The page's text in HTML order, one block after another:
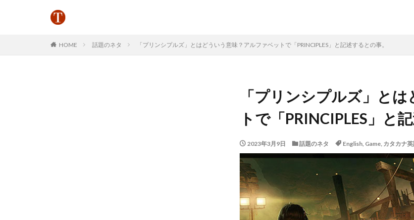
HOME 話題のネタ 「プリンシプルズ」とはどういう意味？アルファベットで「PRINCIPLES」と記述するとの事。
「プリンシプルズ」と
トで「PRINCIPLES」と
2023年3月9日 話題のネタ English, Game, カタカナ